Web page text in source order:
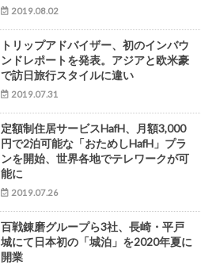
2019.08.02
トリップアドバイザー、初のインバウ
ンドレポートを発表。アジアと欧米豪
で訪日旅行スタイルに違い
2019.07.31
定額制住居サービスHafH、月額3,000
円で2泊可能な「おためしHafH」プラ
ンを開始、世界各地でテレワークが可
能に
2019.07.26
百戦錬磨グループら3社、長崎・平戸
城にて日本初の「城泊」を2020年夏に
開業